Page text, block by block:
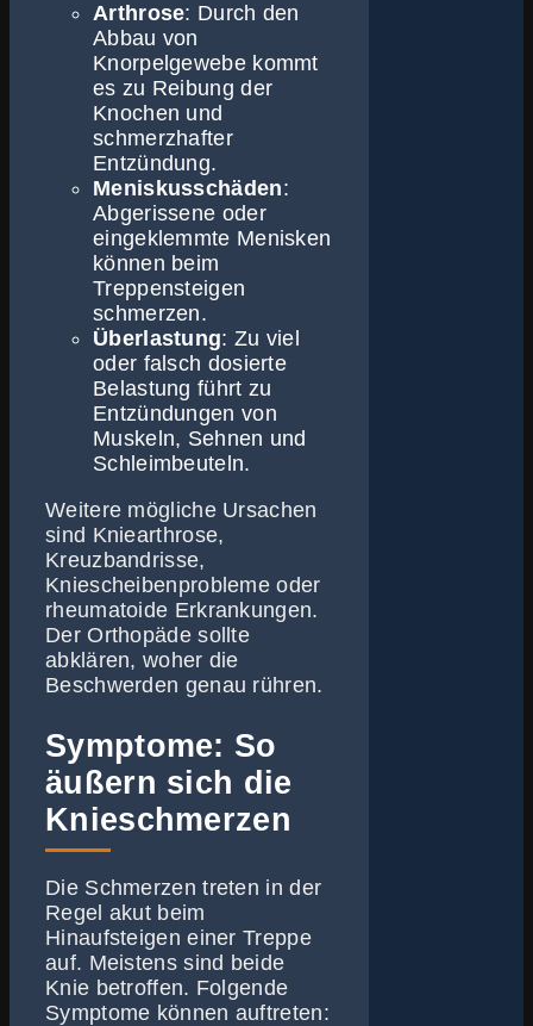
Arthrose: Durch den
Abbau von
Knorpelgewebe kommt
es zu Reibung der
Knochen und
schmerzhafter
Entzündung.
Meniskusschäden:
Abgerissene oder
eingeklemmte Menisken
können beim
Treppensteigen
schmerzen.
Überlastung: Zu viel
oder falsch dosierte
Belastung führt zu
Entzündungen von
Muskeln, Sehnen und
Schleimbeuteln.
Weitere mögliche Ursachen
sind Kniearthrose,
Kreuzbandrisse,
Kniescheibenprobleme oder
rheumatoide Erkrankungen.
Der Orthopäde sollte
abklären, woher die
Beschwerden genau rühren.
Symptome: So
äußern sich die
Knieschmerzen
Die Schmerzen treten in der
Regel akut beim
Hinaufsteigen einer Treppe
auf. Meistens sind beide
Knie betroffen. Folgende
Symptome können auftreten: